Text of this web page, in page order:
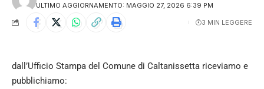
ULTIMO AGGIORNAMENTO: MAGGIO 27, 2026 6:39 PM
3 MIN LEGGERE
dall’Ufficio Stampa del Comune di Caltanissetta riceviamo e
pubblichiamo: